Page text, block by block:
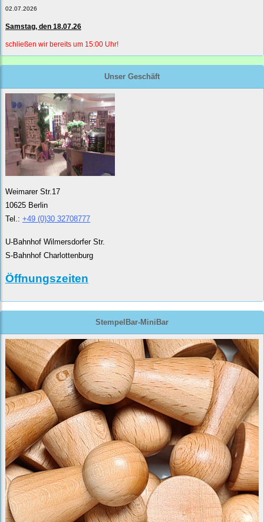
02.07.2026
Samstag, den 18.07.26
schließen wir bereits um 15:00 Uhr!
Unser Geschäft
Weimarer Str.17
10625 Berlin
Tel.: +49 (0)30 32708777
U-Bahnhof Wilmersdorfer Str.
S-Bahnhof Charlottenburg
Öffnungszeiten
StempelBar-MiniBar